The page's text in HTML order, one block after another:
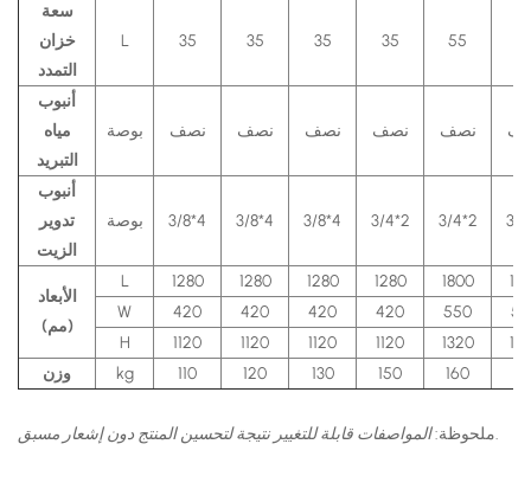
سعة
خزان
التمدد
L 35 35 35 35 55
أنبوب
مياه
التبريد
بوصة نصف نصف نصف نصف نصف
أنبوب
تدوير
الزيت
بوصة 3/8*4 3/8*4 3/8*4 3/4*2 3/4*2 3/
الأبعاد
(مم)
L 1280 1280 1280 1280 1800
W
420 420 420 420 550
H
1120 1120 1120 1120 1320
وزن
kg 110 120 130 150 160
ملحوظة:المواصفات قابلة للتغيير نتيجة لتحسين المنتج دون إشعار مسبق .